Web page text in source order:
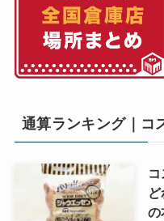
通算ランキング｜コ
の